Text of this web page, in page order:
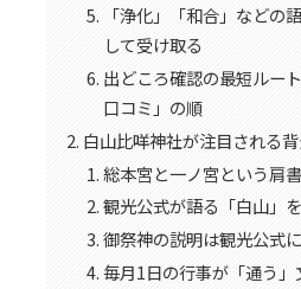
「浄化」「和合」などの
して受け取る
出どころ確認の最短ル
口コミ」の順
白山比咩神社が注目される
総本宮と一ノ宮という肩
観光公式が語る「白山」
御祭神の説明は観光公式
毎月1日の行事が「通う」